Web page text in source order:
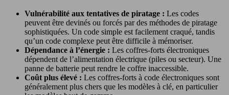
Vulnérabilité aux tentatives de piratage : Les codes
peuvent être devinés ou forcés par des méthodes de piratage
sophistiquées. Un code simple est facilement craqué, tandis
qu’un code complexe peut être difficile à mémoriser.
Dépendance à l’énergie : Les coffres-forts électroniques
dépendent de l’alimentation électrique (piles ou secteur). Une
panne de batterie peut rendre le coffre inaccessible.
Coût plus élevé : Les coffres-forts à code électroniques sont
généralement plus chers que les modèles à clé, en particulier